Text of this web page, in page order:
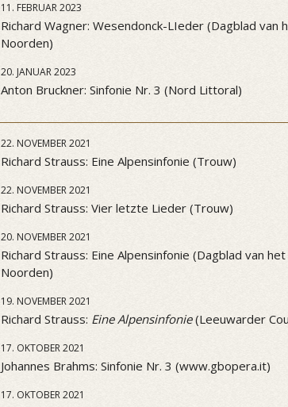
11. FEBRUAR 2023
Richard Wagner: Wesendonck-LIeder (Dagblad van
Noorden)
20. JANUAR 2023
Anton Bruckner: Sinfonie Nr. 3 (Nord Littoral)
22. NOVEMBER 2021
Richard Strauss: Eine Alpensinfonie (Trouw)
22. NOVEMBER 2021
Richard Strauss: Vier letzte Lieder (Trouw)
20. NOVEMBER 2021
Richard Strauss: Eine Alpensinfonie (Dagblad van het
Noorden)
19. NOVEMBER 2021
Richard Strauss: Eine Alpensinfonie(Leeuwarder
17. OKTOBER 2021
Johannes Brahms: Sinfonie Nr. 3 (www.gbopera.it)
17. OKTOBER 2021